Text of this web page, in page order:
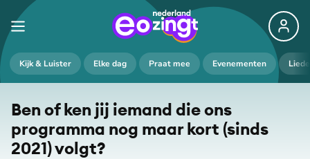
Kijk & Luister Elke dag Praat mee Evenementen
Ben of ken jij iemand die ons
programma nog maar kort (sinds
2021) volgt?